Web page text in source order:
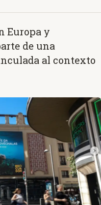
Europa y
de una
al contexto